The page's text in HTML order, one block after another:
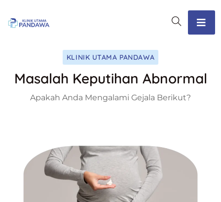
KLINIK UTAMA PANDAWA
Masalah Keputihan Abnormal
Apakah Anda Mengalami Gejala Berikut?